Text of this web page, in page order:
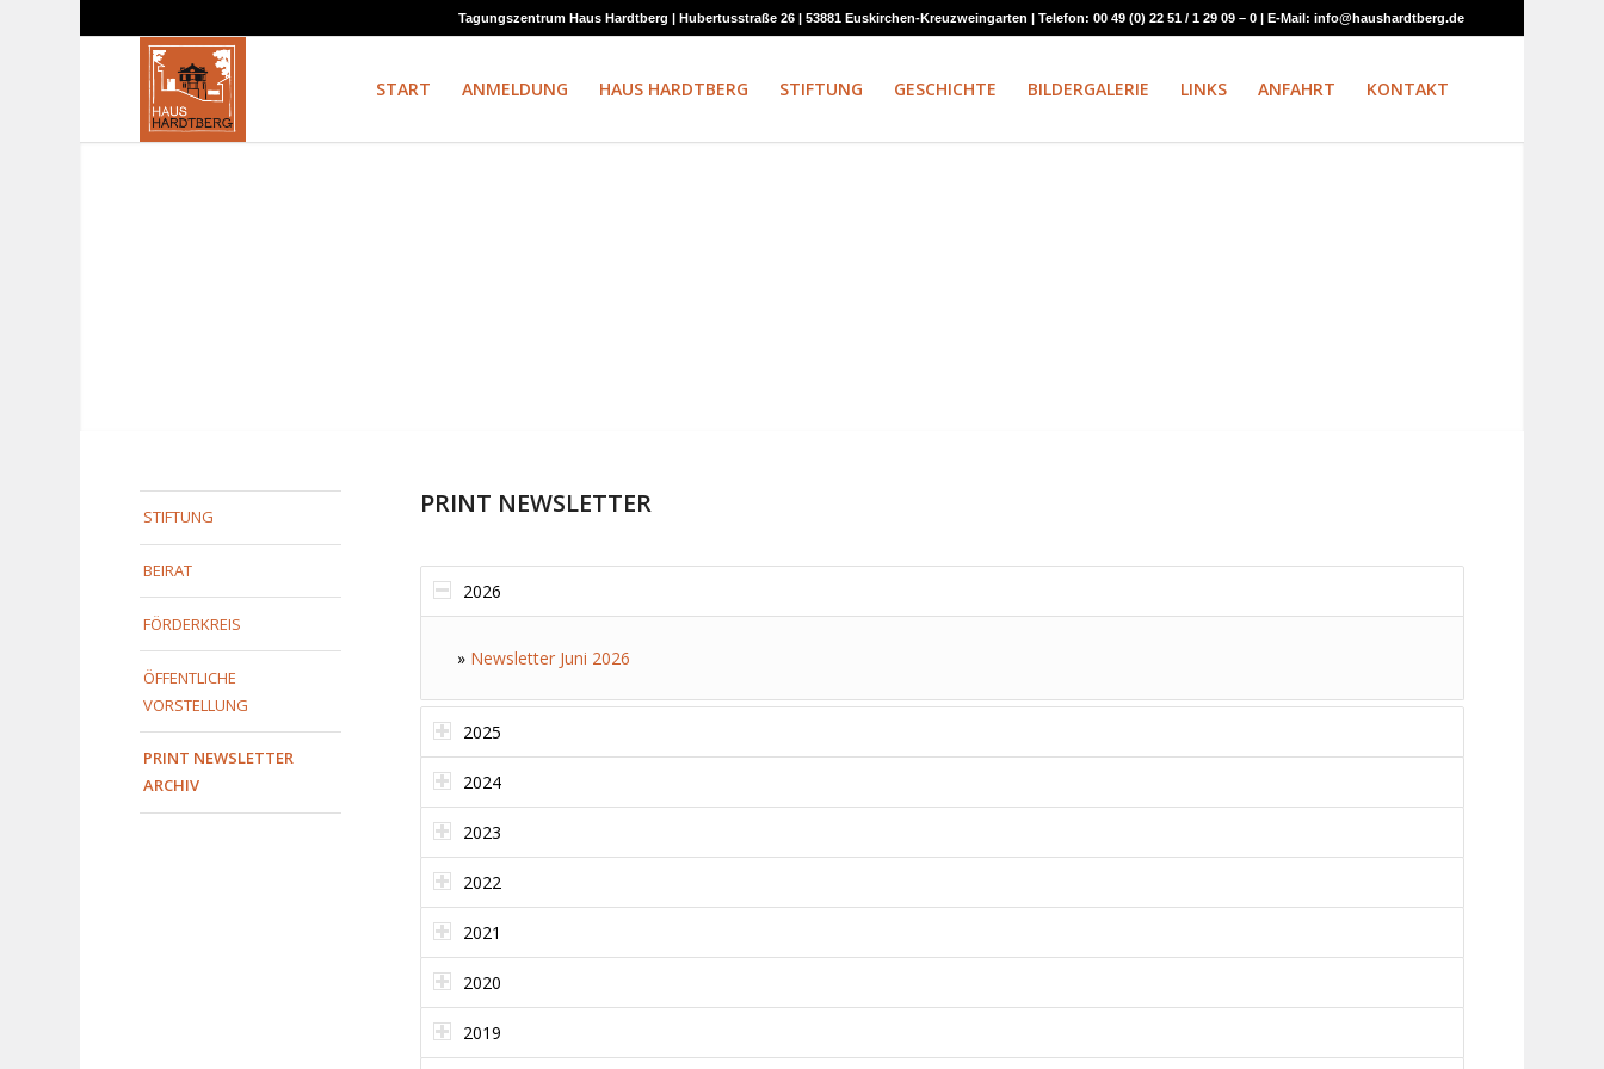
Tagungszentrum Haus Hardtberg | Hubertusstraße 26 | 53881 Euskirchen-Kreuzweingarten | Telefon: 00 49 (0) 22 51 / 1 29 09 – 0 | E-Mail: info@haushardtberg.de
START ANMELDUNG HAUS HARDTBERG STIFTUNG GESCHICHTE BILDERGALERIE LINKS ANFAHRT KONTAKT
STIFTUNG
BEIRAT
FÖRDERKREIS
ÖFFENTLICHE
VORSTELLUNG
PRINT NEWSLETTER
ARCHIV
PRINT NEWSLETTER
2026
» Newsletter Juni 2026
2025
2024
2023
2022
2021
2020
2019